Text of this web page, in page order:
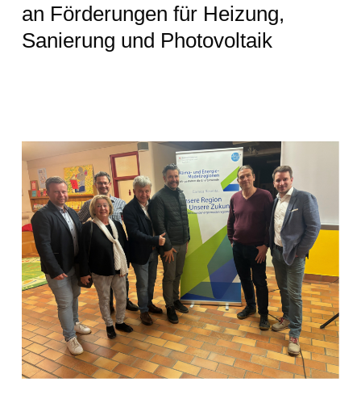
an Förderungen für Heizung,
Sanierung und Photovoltaik